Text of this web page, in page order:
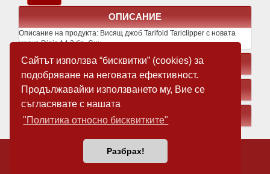
Сайтът използва “бисквитки” (cookies) за
подобряване на неговата ефективност.
Продължавайки използването му, Вие се
съгласявате с нашата
"Политика относно бисквитките"
Разбрах!
ОПИСАНИЕ
Описание на продукта: Висящ джоб Tarifold Tariclipper с новата
марка Djois A4 3 бр. Син
СВЪРЗАНИ ПРОДУКТИ
ЗАМЕСТВАЩИ ПРОДУКТИ
Новини
Кариери